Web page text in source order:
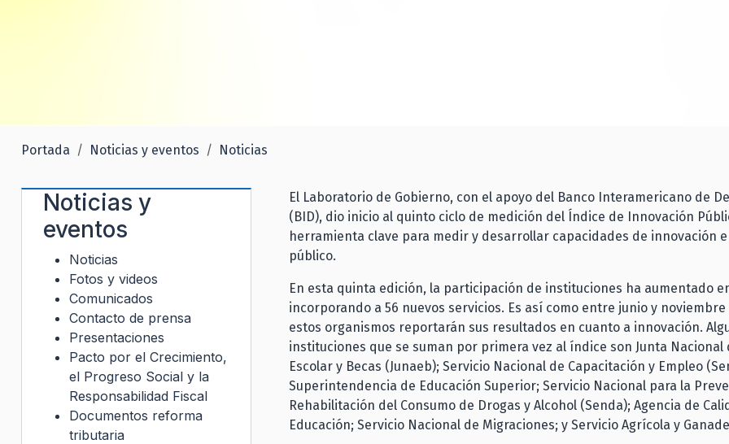
Portada Noticias y eventos Noticias
El Laboratorio de Gobierno, con el apoyo del Banco Interamericano de
(BID), dio inicio al quinto ciclo de medición del Índice de Innovación
herramienta clave para medir y desarrollar capacidades de innovación
público.
En esta quinta edición, la participación de instituciones ha aumentado
incorporando a 56 nuevos servicios. Es así como entre junio y noviembre
estos organismos reportarán sus resultados en cuanto a innovación.
instituciones que se suman por primera vez al índice son Junta Nacional
Escolar y Becas (Junaeb); Servicio Nacional de Capacitación y Empleo
Superintendencia de Educación Superior; Servicio Nacional para la
Rehabilitación del Consumo de Drogas y Alcohol (Senda); Agencia de
Educación; Servicio Nacional de Migraciones; y Servicio Agrícola y
Noticias y
eventos
Noticias
Fotos y videos
Comunicados
Contacto de prensa
Presentaciones
Pacto por el Crecimiento,
el Progreso Social y la
Responsabilidad Fiscal
Documentos reforma
tributaria